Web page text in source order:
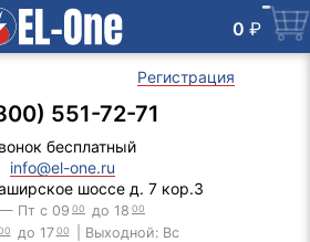
0 ₽
Регистрация
551-72-71
бесплатный
info@el-one.ru
шоссе д. 7 кор.3
Пт с 09 00 до 18 00
до 17 00 | Выходной: Вс